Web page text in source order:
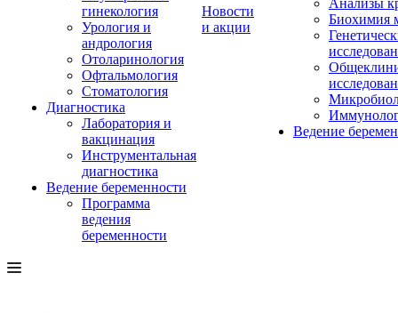
гинекология
Урология и
андрология
Отоларинология
Офтальмология
Стоматология
Диагностика
Лаборатория и
вакцинация
Инструментальная
диагностика
Ведение беременности
Программа
ведения
беременности
Новости
и акции
Анализы
Биохимия
Ведение